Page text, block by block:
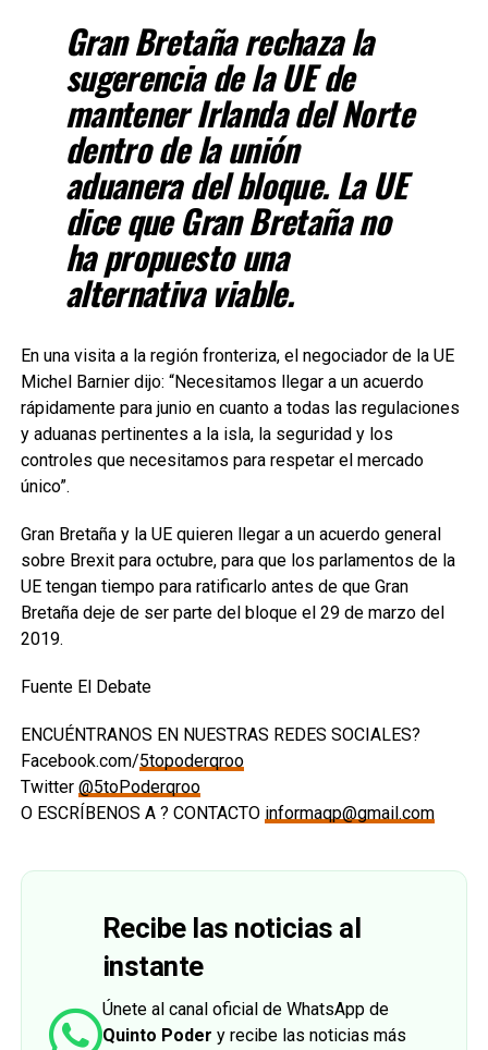
Gran Bretaña rechaza la
sugerencia de la UE de
mantener Irlanda del Norte
dentro de la unión
aduanera del bloque. La UE
dice que Gran Bretaña no
ha propuesto una
alternativa viable.
En una visita a la región fronteriza, el negociador de la UE
Michel Barnier dijo: “Necesitamos llegar a un acuerdo
rápidamente para junio en cuanto a todas las regulaciones
y aduanas pertinentes a la isla, la seguridad y los
controles que necesitamos para respetar el mercado
único”.
Gran Bretaña y la UE quieren llegar a un acuerdo general
sobre Brexit para octubre, para que los parlamentos de la
UE tengan tiempo para ratificarlo antes de que Gran
Bretaña deje de ser parte del bloque el 29 de marzo del
2019.
Fuente El Debate
ENCUÉNTRANOS EN NUESTRAS REDES SOCIALES?
Facebook.com/5topoderqroo
Twitter @5toPoderqroo
O ESCRÍBENOS A ? CONTACTO informaqp@gmail.com
Recibe las noticias al
instante
Únete al canal oficial de WhatsApp de
Quinto Poder y recibe las noticias más